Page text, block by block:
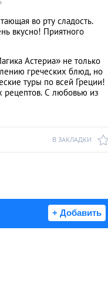
во рту сладость.
вкусно! Приятного
Астериа» не только
греческих блюд, но
туры по всей Греции!
рецептов. С любовью из
В ЗАКЛАДКИ
+ Добавить